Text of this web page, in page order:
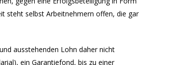
steht selbst Arbeitnehmern offen, die gar
ausstehenden Lohn daher nicht
ein Garantiefond, bis zu einer